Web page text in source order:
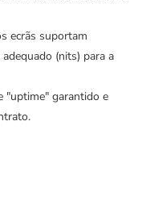
ecrãs suportam
(nits) para a
"uptime" garantido e